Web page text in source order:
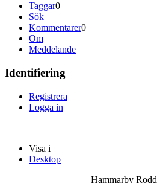
Taggar0
Sök
Kommentarer0
Om
Meddelande
Identifiering
Registrera
Logga in
Visa i
Desktop
Hammarby Rodd